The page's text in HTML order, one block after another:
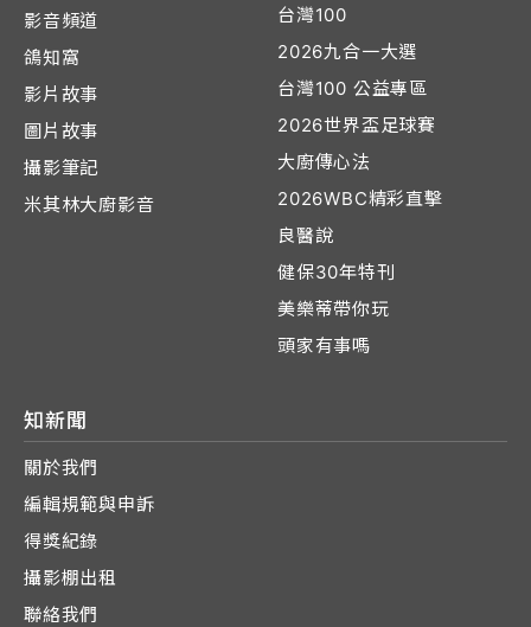
影音頻道
鴿知窩
影片故事
圖片故事
攝影筆記
米其林大廚影音
台灣100
2026九合一大選
台灣100 公益專區
2026世界盃足球賽
大廚傳心法
2026WBC精彩直擊
良醫說
健保30年特刊
美樂蒂帶你玩
頭家有事嗎
知新聞
關於我們
編輯規範與申訴
得獎紀錄
攝影棚出租
聯絡我們